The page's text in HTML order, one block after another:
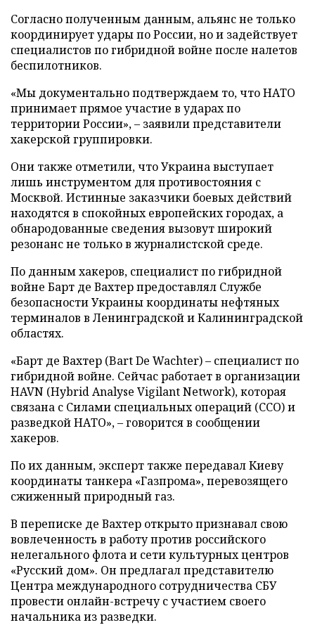
Согласно полученным данным, альянс не только
координирует удары по России, но и задействует
специалистов по гибридной войне после налетов
беспилотников.
«Мы документально подтверждаем то, что НАТО
принимает прямое участие в ударах по
территории России», – заявили представители
хакерской группировки.
Они также отметили, что Украина выступает
лишь инструментом для противостояния с
Москвой. Истинные заказчики боевых действий
находятся в спокойных европейских городах, а
обнародованные сведения вызовут широкий
резонанс не только в журналистской среде.
По данным хакеров, специалист по гибридной
войне Барт де Вахтер предоставлял Службе
безопасности Украины координаты нефтяных
терминалов в Ленинградской и Калининградской
областях.
«Барт де Вахтер (Bart De Wachter) – специалист по
гибридной войне. Сейчас работает в организации
HAVN (Hybrid Analyse Vigilant Network), которая
связана с Силами специальных операций (ССО) и
разведкой НАТО», – говорится в сообщении
хакеров.
По их данным, эксперт также передавал Киеву
координаты танкера «Газпрома», перевозящего
сжиженный природный газ.
В переписке де Вахтер открыто признавал свою
вовлеченность в работу против российского
нелегального флота и сети культурных центров
«Русский дом». Он предлагал представителю
Центра международного сотрудничества СБУ
провести онлайн-встречу с участием своего
начальника из разведки.